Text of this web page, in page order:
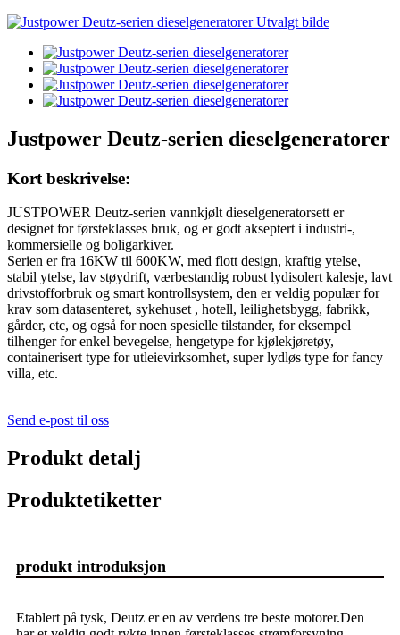
Justpower Deutz-serien dieselgeneratorer
Kort beskrivelse:
JUSTPOWER Deutz-serien vannkjølt dieselgeneratorsett er
designet for førsteklasses bruk, og er godt akseptert i industri-,
kommersielle og boligarkiver.
Serien er fra 16KW til 600KW, med flott design, kraftig ytelse,
stabil ytelse, lav støydrift, værbestandig robust lydisolert kalesje, lavt
drivstofforbruk og smart kontrollsystem, den er veldig populær for
krav som datasenteret, sykehuset , hotell, leilighetsbygg, fabrikk,
gårder, etc, og også for noen spesielle tilstander, for eksempel
tilhenger for enkel bevegelse, hengetype for kjølekjøretøy,
containerisert type for utleievirksomhet, super lydløs type for fancy
villa, etc.
Send e-post til oss
Produkt detalj
Produktetiketter
produkt introduksjon
Etablert på tysk, Deutz er en av verdens tre beste motorer.Den